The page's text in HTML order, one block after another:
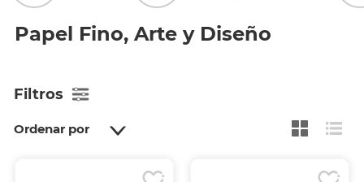
Papel Fino, Arte y Diseño
Filtros
Ordenar por